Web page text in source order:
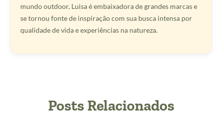
mundo outdoor, Luisa é embaixadora de grandes marcas e
se tornou fonte de inspiração com sua busca intensa por
qualidade de vida e experiências na natureza.
Posts Relacionados